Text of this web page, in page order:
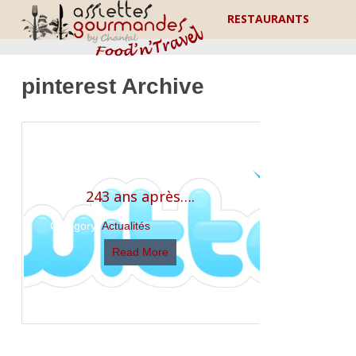
RESTAURANTS
pinterest Archive
243 ans après….
Category:Actualités
Read More